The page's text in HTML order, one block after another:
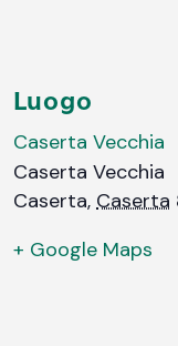
Luogo
Caserta Vecchia
Caserta Vecchia
Caserta, Caserta
+ Google Maps